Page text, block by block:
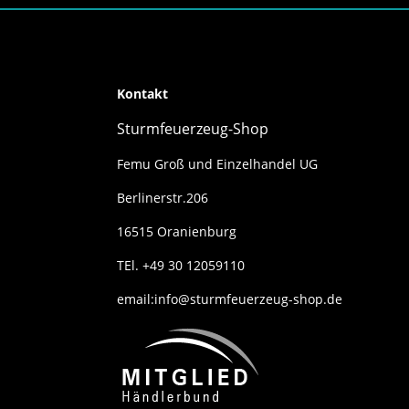
Kontakt
Sturmfeuerzeug-Shop
Femu Groß und Einzelhandel UG
Berlinerstr.206
16515 Oranienburg
TEl. +49 30 12059110
email:info@sturmfeuerzeug-shop.de